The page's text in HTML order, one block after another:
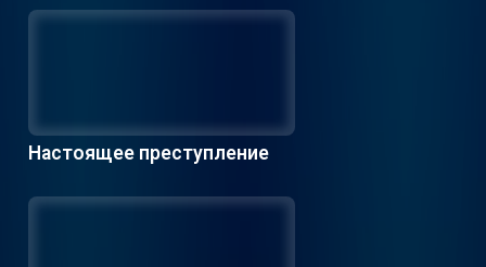
Настоящее преступление